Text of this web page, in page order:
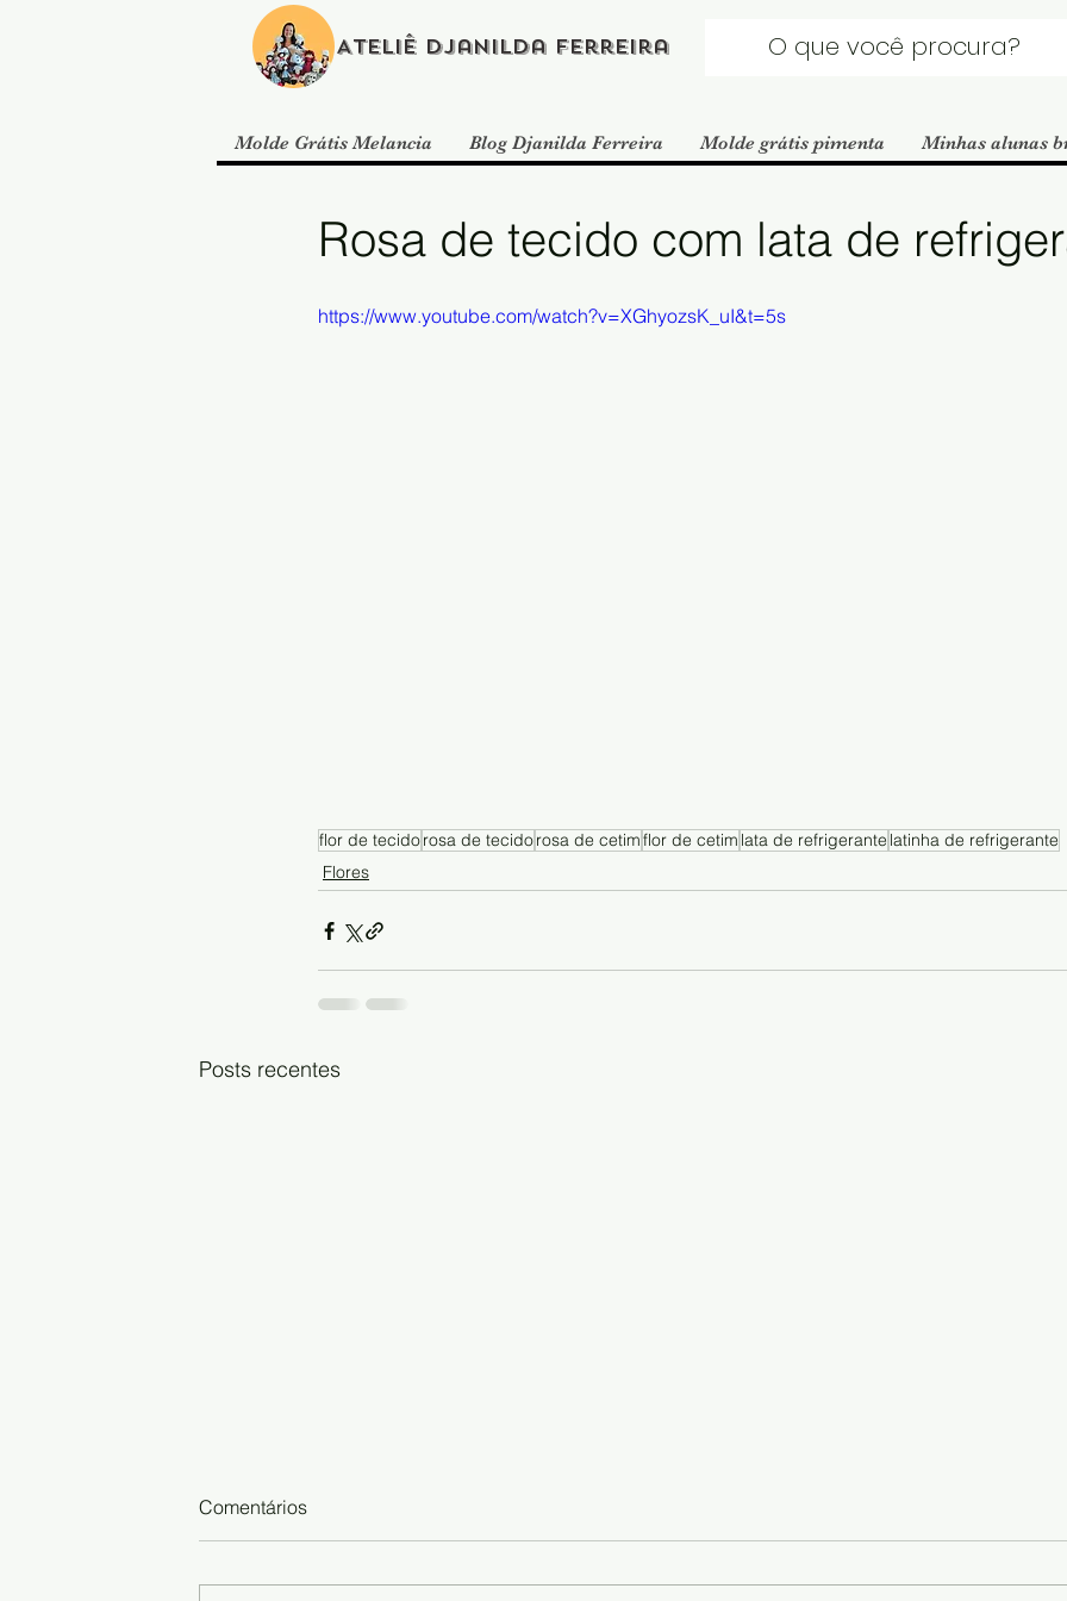
Ateliê Djanilda Ferreira
Molde Grátis Melancia Blog Djanilda Ferreira Molde grátis pimenta Minhas alunas
Rosa de tecido com lata de
https://www.youtube.com/watch?v=XGhyozsK_uI&t=5s
flor de tecidorosa de tecidorosa de cetimflor de cetim lata de refrigerante latinha de refrigerante
Flores
Posts recentes
Comentários